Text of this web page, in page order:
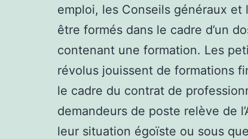
emploi, les Conseils généraux
être formés dans le cadre d’un
contenant une formation. Les
révolus jouissent de formations
le cadre du contrat de
demandeurs de poste relève de
leur situation égoïste ou sous